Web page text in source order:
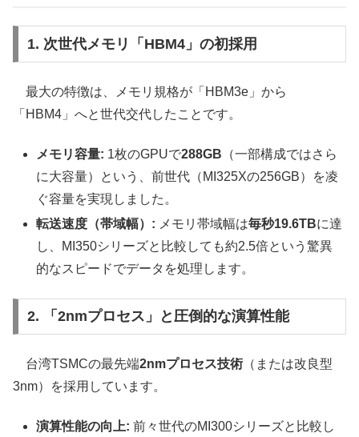
1. 次世代メモリ「HBM4」の初採用
最大の特徴は、メモリ規格が「HBM3e」から
「HBM4」へと世代交代したことです。
メモリ容量: 1枚のGPUで288GB （一部構成ではさら
に大容量）という、前世代（MI325Xの256GB）を凌
ぐ容量を実現しました。
転送速度（帯域幅）: メモリ帯域幅は毎秒19.6TBに達
し、MI350シリーズと比較しても約2.5倍という驚異
的なスピードでデータを処理します。
2. 「2nmプロセス」と圧倒的な演算性能
台湾TSMCの最先端2nmプロセス技術 （または改良型
3nm）を採用しています。
演算性能の向上: 前々世代のMI300シリーズと比較し